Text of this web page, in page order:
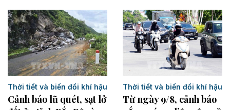
Thời tiết và biến đổi khí hậu
Cảnh báo lũ quét, sạt lở
Thời tiết và biến đổi khí hậu
Từ ngày 9/8, cảnh báo